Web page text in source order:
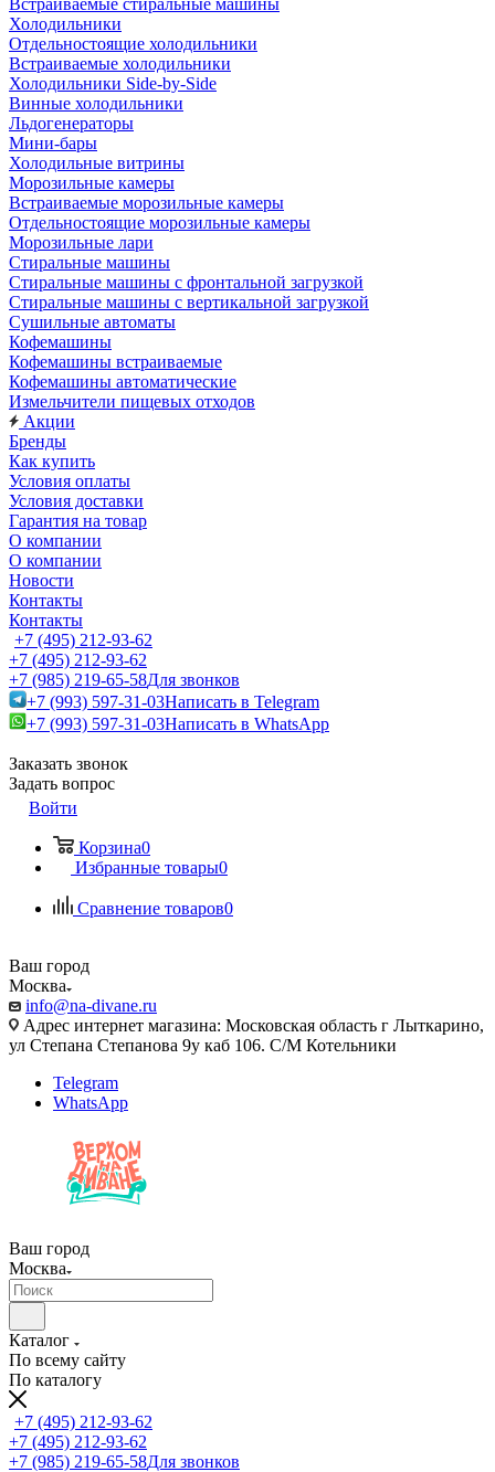
Встраиваемые стиральные машины
Холодильники
Отдельностоящие холодильники
Встраиваемые холодильники
Холодильники Side-by-Side
Винные холодильники
Льдогенераторы
Мини-бары
Холодильные витрины
Морозильные камеры
Встраиваемые морозильные камеры
Отдельностоящие морозильные камеры
Морозильные лари
Стиральные машины
Стиральные машины с фронтальной загрузкой
Стиральные машины с вертикальной загрузкой
Сушильные автоматы
Кофемашины
Кофемашины встраиваемые
Кофемашины автоматические
Измельчители пищевых отходов
Акции
Бренды
Как купить
Условия оплаты
Условия доставки
Гарантия на товар
О компании
О компании
Новости
Контакты
Контакты
+7 (495) 212-93-62
+7 (495) 212-93-62
+7 (985) 219-65-58Для звонков
+7 (993) 597-31-03Написать в Telegram
+7 (993) 597-31-03Написать в WhatsApp
Заказать звонок
Задать вопрос
Войти
Корзина0
Избранные товары0
Сравнение товаров0
Ваш город
Москва
info@na-divane.ru
Адрес интернет магазина: Московская область г Лыткарино,
ул Степана Степанова 9у каб 106. С/М Котельники
Telegram
WhatsApp
Ваш город
Москва
Каталог
По всему сайту
По каталогу
+7 (495) 212-93-62
+7 (495) 212-93-62
+7 (985) 219-65-58Для звонков